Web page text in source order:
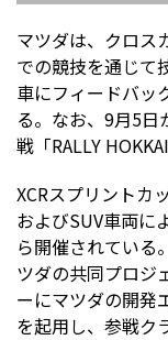
マツダは、クロス
での競技を通じて
車にフィードバッ
る。なお、9月5
戦「RALLY
XCRスプリントカ
およびSUV車両に
ら開催されている
ツダの共同プロジ
ーにマツダの開発
を起用し、参戦ク